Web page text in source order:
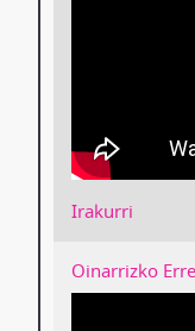
Irakurri
Oinarrizko